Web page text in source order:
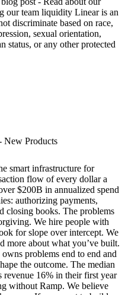
our team liquidity Linear is an
discriminate based on race,
sexual orientation,
status, or any other protected
New Products
smart infrastructure for
flow of every dollar a
$200B in annualized spend
authorizing payments,
closing books. The problems
We hire people with
for slope over intercept. We
more about what you’ve built.
problems end to end and
the outcome. The median
revenue 16% in their first year
without Ramp. We believe